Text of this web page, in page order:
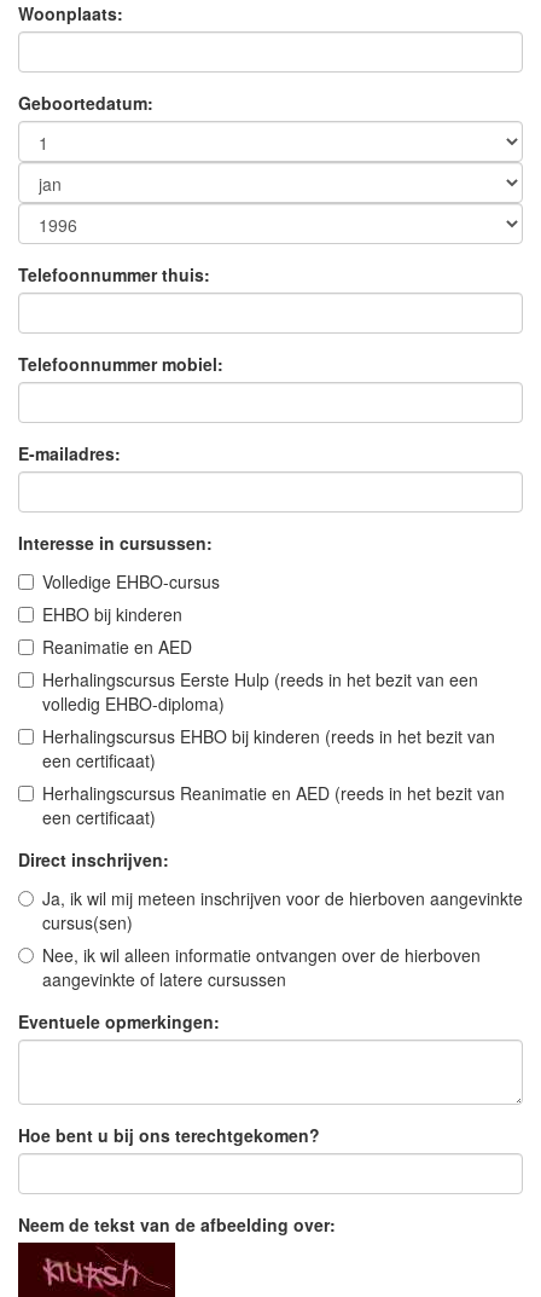
Woonplaats:
Geboortedatum:
Telefoonnummer thuis:
Telefoonnummer mobiel:
E-mailadres:
Interesse in cursussen:
Volledige EHBO-cursus
EHBO bij kinderen
Reanimatie en AED
Herhalingscursus Eerste Hulp (reeds in het bezit van een
volledig EHBO-diploma)
Herhalingscursus EHBO bij kinderen (reeds in het bezit van
een certificaat)
Herhalingscursus Reanimatie en AED (reeds in het bezit van
een certificaat)
Direct inschrijven:
Ja, ik wil mij meteen inschrijven voor de hierboven aangevinkte
cursus(sen)
Nee, ik wil alleen informatie ontvangen over de hierboven
aangevinkte of latere cursussen
Eventuele opmerkingen:
Hoe bent u bij ons terechtgekomen?
Neem de tekst van de afbeelding over: